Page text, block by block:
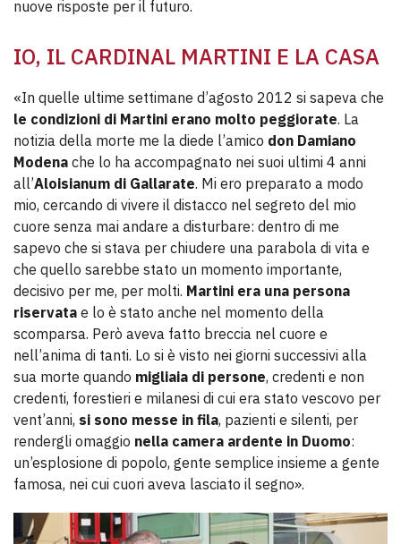
nuove risposte per il futuro.
IO, IL CARDINAL MARTINI E LA CASA
«In quelle ultime settimane d’agosto 2012 si sapeva che
le condizioni di Martini erano molto peggiorate. La
notizia della morte me la diede l’amico don Damiano
Modena che lo ha accompagnato nei suoi ultimi 4 anni
all’Aloisianum di Gallarate. Mi ero preparato a modo
mio, cercando di vivere il distacco nel segreto del mio
cuore senza mai andare a disturbare: dentro di me
sapevo che si stava per chiudere una parabola di vita e
che quello sarebbe stato un momento importante,
decisivo per me, per molti. Martini era una persona
riservata e lo è stato anche nel momento della
scomparsa. Però aveva fatto breccia nel cuore e
nell’anima di tanti. Lo si è visto nei giorni successivi alla
sua morte quando migliaia di persone, credenti e non
credenti, forestieri e milanesi di cui era stato vescovo per
vent’anni, si sono messe in fila, pazienti e silenti, per
rendergli omaggio nella camera ardente in Duomo:
un’esplosione di popolo, gente semplice insieme a gente
famosa, nei cui cuori aveva lasciato il segno».